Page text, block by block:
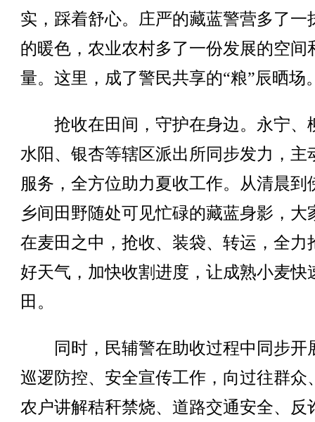
实，踩着舒心。庄严的藏蓝警营多了一
的暖色，农业农村多了一份发展的空间
量。这里，成了警民共享的“粮”辰晒场
抢收在田间，守护在身边。永宁、
水阳、银杏等辖区派出所同步发力，主
服务，全方位助力夏收工作。从清晨到
乡间田野随处可见忙碌的藏蓝身影，大
在麦田之中，抢收、装袋、转运，全力
好天气，加快收割进度，让成熟小麦快
田。
同时，民辅警在助收过程中同步开
巡逻防控、安全宣传工作，向过往群众
农户讲解秸秆禁烧、道路交通安全、反